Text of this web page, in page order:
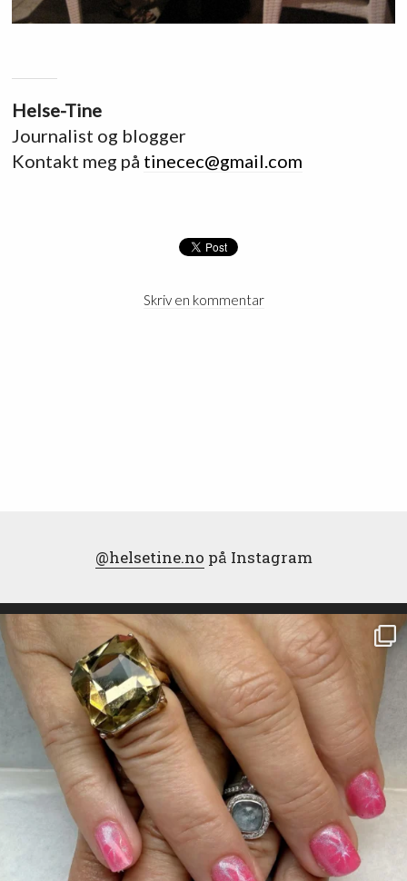
Helse-Tine
Journalist og blogger
Kontakt meg på tinecec@gmail.com
Skriv en kommentar
@helsetine.no på Instagram